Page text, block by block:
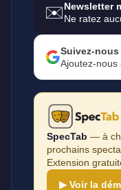
✉️Newsletter
Ne ratez
Suivez-
Ajoutez-nous
SpecTab — à
prochains
Extension
▶ Voir la